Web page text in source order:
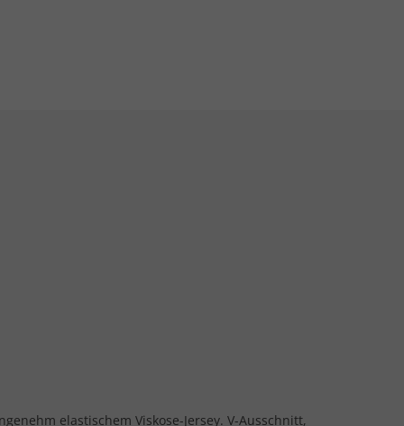
elastischem Viskose-Jersey. V-Ausschnitt,